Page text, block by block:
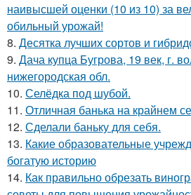
наивысшей оценки (10 из 10) за
обильный урожай!
8. Десятка лучших сортов и
9. Дача купца Бугрова, 19 век, г.
нижегородская обл.
10. Селёдка под шубой.
11. Отличная банька на крайнем
12. Сделали баньку для себя.
13. Какие образовательные
богатую историю
14. Как правильно обрезать